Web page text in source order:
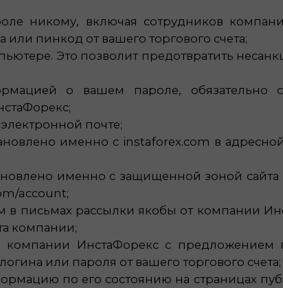
никому, включая сотрудников
пинкод от вашего торгового счета;
Это позволит предотвратить
о вашем пароле, обязательно
почте;
именно с instaforex.com в
именно с защищенной зоной сайта
account;
письмах рассылки якобы от компании
компании;
ИнстаФорекс с предложением
или пароля от вашего торгового счета;
по его состоянию на страницах